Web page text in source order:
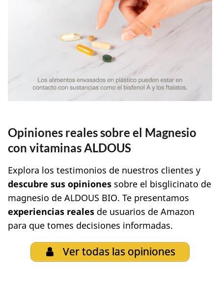
Opiniones reales sobre el Magnesio
con vitaminas ALDOUS
Explora los testimonios de nuestros clientes y
descubre sus opiniones sobre el bisglicinato de
magnesio de ALDOUS BIO. Te presentamos
experiencias reales de usuarios de Amazon
para que tomes decisiones informadas.
Ver todas las opiniones